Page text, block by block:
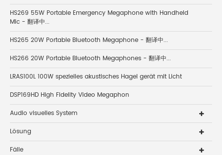
HS269 55W Portable Emergency Megaphone with Handheld
Mic - 翻译中...
HS265 20W Portable Bluetooth Megaphone - 翻译中...
HS266 20W Portable Bluetooth Megaphones - 翻译中...
LRAS100L 100W spezielles akustisches Hagel gerät mit Licht
DSP169HD High Fidelity Video Megaphon
Audio visuelles System
Lösung
Fälle